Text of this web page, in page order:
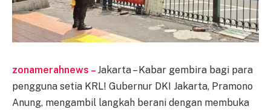
zonamerahnews – Jakarta – Kabar gembira bagi para
pengguna setia KRL! Gubernur DKI Jakarta, Pramono
Anung, mengambil langkah berani dengan membuka